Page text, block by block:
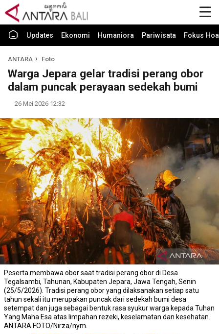
Updates Ekonomi Humaniora Pariwisata Fokus
ANTARA Foto
Warga Jepara gelar tradisi perang obor
dalam puncak perayaan sedekah bumi
26 Mei 2026 12:32
Peserta membawa obor saat tradisi perang obor di Desa
Tegalsambi, Tahunan, Kabupaten Jepara, Jawa Tengah, Senin
(25/5/2026). Tradisi perang obor yang dilaksanakan setiap satu
tahun sekali itu merupakan puncak dari sedekah bumi desa
setempat dan juga sebagai bentuk rasa syukur warga kepada Tuhan
Yang Maha Esa atas limpahan rezeki, keselamatan dan kesehatan.
ANTARA FOTO/Nirza/nym.